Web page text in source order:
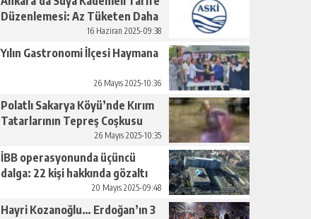
Düzenlemesi: Az Tüketen Daha
16 Haziran 2025-09:38
Yılın Gastronomi İlçesi Haymana
26 Mayıs 2025-10:36
Polatlı Sakarya Köyü’nde Kırım
Tatarlarının Tepreş Coşkusu
26 Mayıs 2025-10:35
İBB operasyonunda üçüncü
dalga: 22 kişi hakkında gözaltı
20 Mayıs 2025-09:48
Hayri Kozanoğlu… Erdoğan’ın 3